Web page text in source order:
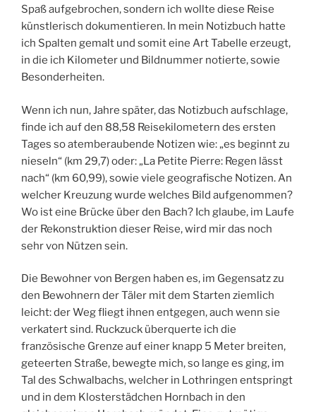
Spaß aufgebrochen, sondern ich wollte diese Reise
künstlerisch dokumentieren. In mein Notizbuch hatte
ich Spalten gemalt und somit eine Art Tabelle erzeugt,
in die ich Kilometer und Bildnummer notierte, sowie
Besonderheiten.
Wenn ich nun, Jahre später, das Notizbuch aufschlage,
finde ich auf den 88,58 Reisekilometern des ersten
Tages so atemberaubende Notizen wie: „es beginnt zu
nieseln“ (km 29,7) oder: „La Petite Pierre: Regen lässt
nach“ (km 60,99), sowie viele geografische Notizen. An
welcher Kreuzung wurde welches Bild aufgenommen?
Wo ist eine Brücke über den Bach? Ich glaube, im Laufe
der Rekonstruktion dieser Reise, wird mir das noch
sehr von Nützen sein.
Die Bewohner von Bergen haben es, im Gegensatz zu
den Bewohnern der Täler mit dem Starten ziemlich
leicht: der Weg fliegt ihnen entgegen, auch wenn sie
verkatert sind. Ruckzuck überquerte ich die
französische Grenze auf einer knapp 5 Meter breiten,
geteerten Straße, bewegte mich, so lange es ging, im
Tal des Schwalbachs, welcher in Lothringen entspringt
und in dem Klosterstädchen Hornbach in den